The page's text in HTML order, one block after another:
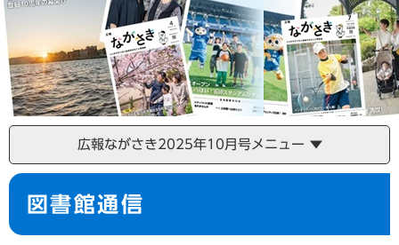
広報ながさき2025年10月号メニュー
本
図書館通信